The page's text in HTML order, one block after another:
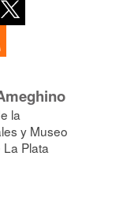
la
y Museo
Plata